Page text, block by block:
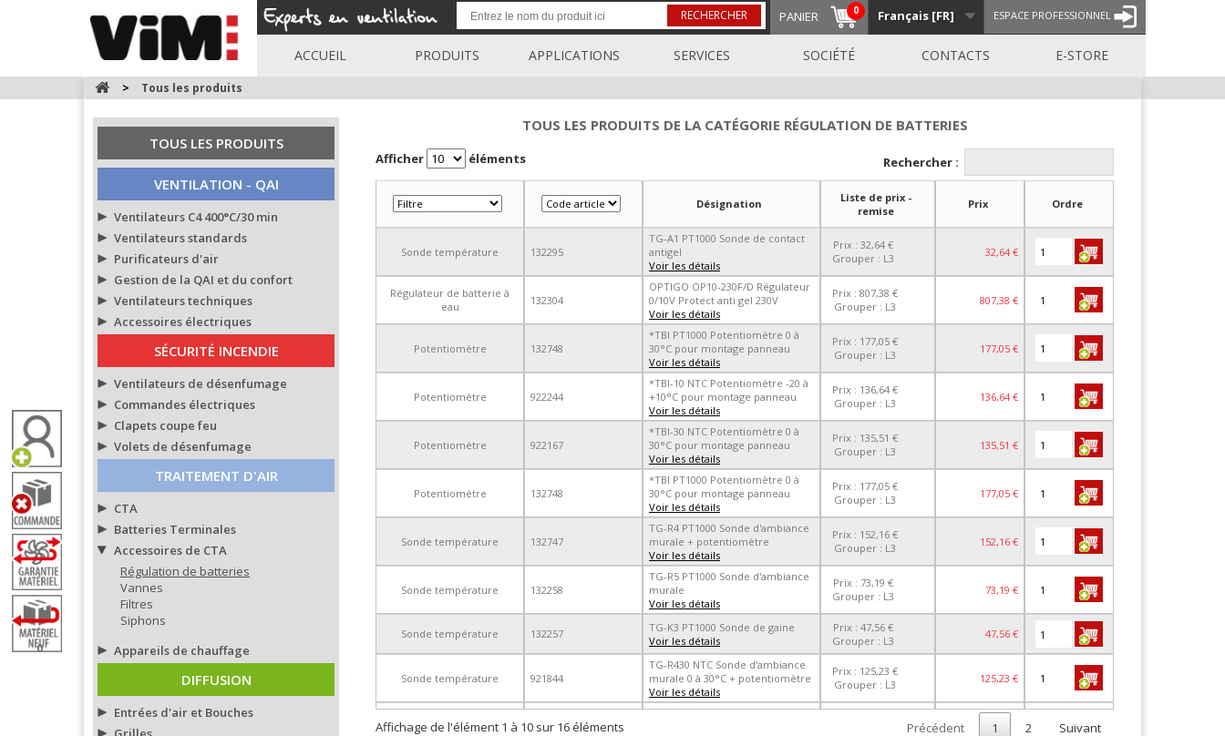
ESPACE PROFESSIONNEL
Français [FR]
PANIER 0
RECHERCHER
ACCUEIL PRODUITS APPLICATIONS SERVICES SOCIÉTÉ CONTACTS E-STORE
0
> Tous les produits
TOUS LES PRODUITS
VENTILATION - QAI
Ventilateurs C4 400°C/30 min
Ventilateurs standards
Purificateurs d'air
Gestion de la QAI et du confort
Ventilateurs techniques
Accessoires électriques
SÉCURITÉ INCENDIE
Ventilateurs de désenfumage
Commandes électriques
Clapets coupe feu
Volets de désenfumage
TRAITEMENT D'AIR
CTA
Batteries Terminales
Accessoires de CTA
Régulation de batteries
Vannes
Filtres
Siphons
Appareils de chauffage
DIFFUSION
Entrées d'air et Bouches
TOUS LES PRODUITS DE LA CATÉGORIE RÉGULATION DE BATTERIES
Afficher éléments Rechercher :
Désignation
Liste de prix -
remise
Prix Ordre
Sonde température 132295
TG-A1 PT1000 Sonde de contact
antigel
Voir les détails
Prix : 32,64 €
Grouper : L3
32,64 €
Régulateur de batterie à
eau
132304
OPTIGO OP10-230F/D Régulateur
0/10V Protect anti gel 230V
Voir les détails
Prix : 807,38 €
Grouper : L3
807,38 €
Potentiomètre 132748
*TBI PT1000 Potentiomètre 0 à
30°C pour montage panneau
Voir les détails
Prix : 177,05 €
Grouper : L3
177,05 €
Potentiomètre 922244
*TBI-10 NTC Potentiomètre -20 à
+10°C pour montage panneau
Voir les détails
Prix : 136,64 €
Grouper : L3
136,64 €
Potentiomètre 922167
*TBI-30 NTC Potentiomètre 0 à
30°C pour montage panneau
Voir les détails
Prix : 135,51 €
Grouper : L3
135,51 €
Potentiomètre 132748
*TBI PT1000 Potentiomètre 0 à
30°C pour montage panneau
Voir les détails
Prix : 177,05 €
Grouper : L3
177,05 €
Sonde température 132747
TG-R4 PT1000 Sonde d'ambiance
murale + potentiomètre
Voir les détails
Prix : 152,16 €
Grouper : L3
152,16 €
Sonde température 132258
TG-R5 PT1000 Sonde d'ambiance
murale
Voir les détails
Prix : 73,19 €
Grouper : L3
73,19 €
Sonde température 132257
TG-K3 PT1000 Sonde de gaine
Voir les détails
Prix : 47,56 €
Grouper : L3
47,56 €
Sonde température 921844
TG-R430 NTC Sonde d'ambiance
murale 0 à 30°C + potentiomètre
Voir les détails
Prix : 125,23 €
Grouper : L3
125,23 €
Affichage de l'élément 1 à 10 sur 16 éléments Précédent 1 2 Suivant